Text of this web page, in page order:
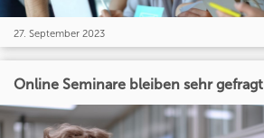
27. September 2023
Online Seminare bleiben sehr gefragt